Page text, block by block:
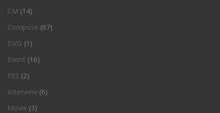
CM (14)
Compose (67)
DVD (1)
Event (16)
FES (2)
Interview (6)
Movie (3)